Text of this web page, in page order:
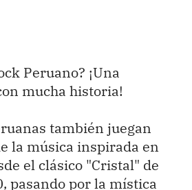
Peruano? ¡Una
mucha historia!
también juegan
la música inspirada en
el clásico "Cristal" de
pasando por la mística